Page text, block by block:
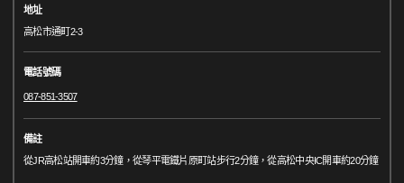
地址
高松市通町2-3
電話號碼
087-851-3507
備註
從JR高松站開車約3分鐘，從琴平電鐵片原町站步行2分鐘，從高松中央IC開車約20分鐘